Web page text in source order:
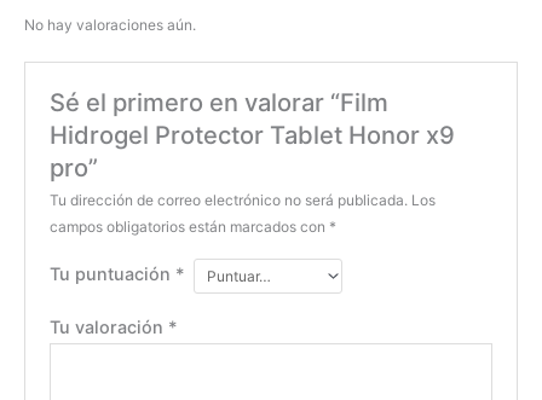
No hay valoraciones aún.
Sé el primero en valorar “Film
Hidrogel Protector Tablet Honor x9
pro”
Tu dirección de correo electrónico no será publicada. Los
campos obligatorios están marcados con *
Tu puntuación *
Tu valoración *